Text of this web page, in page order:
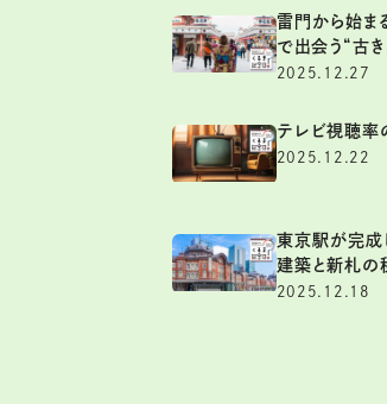
雷門から始ま
で出会う“古
2025.12.27
テレビ視聴率
2025.12.22
東京駅が完成
建築と新札の
2025.12.18